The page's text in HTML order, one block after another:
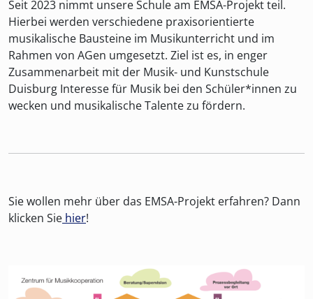
Seit 2023 nimmt unsere Schule am EMSA-Projekt teil.
Hierbei werden verschiedene praxisorientierte
musikalische Bausteine im Musikunterricht und im
Rahmen von AGen umgesetzt. Ziel ist es, in enger
Zusammenarbeit mit der Musik- und Kunstschule
Duisburg Interesse für Musik bei den Schüler*innen zu
wecken und musikalische Talente zu fördern.
Sie wollen mehr über das EMSA-Projekt erfahren? Dann
klicken Sie hier!